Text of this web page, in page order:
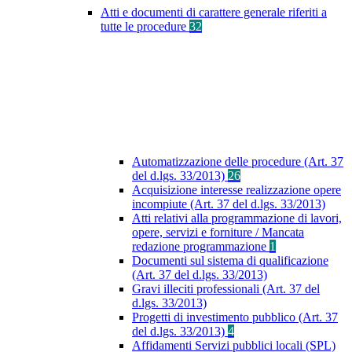
Atti e documenti di carattere generale riferiti a
tutte le procedure 32
Automatizzazione delle procedure (Art. 37
del d.lgs. 33/2013) 26
Acquisizione interesse realizzazione opere
incompiute (Art. 37 del d.lgs. 33/2013)
Atti relativi alla programmazione di lavori,
opere, servizi e forniture / Mancata
redazione programmazione 1
Documenti sul sistema di qualificazione
(Art. 37 del d.lgs. 33/2013)
Gravi illeciti professionali (Art. 37 del
d.lgs. 33/2013)
Progetti di investimento pubblico (Art. 37
del d.lgs. 33/2013) 4
Affidamenti Servizi pubblici locali (SPL)